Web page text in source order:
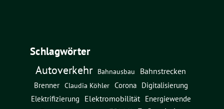
Schlagwörter
Autoverkehr Bahnausbau
Bahnstrecken
Brenner Claudia Köhler Corona
Digitalisierung
Elektrifizierung
Elektromobilität Energiewende